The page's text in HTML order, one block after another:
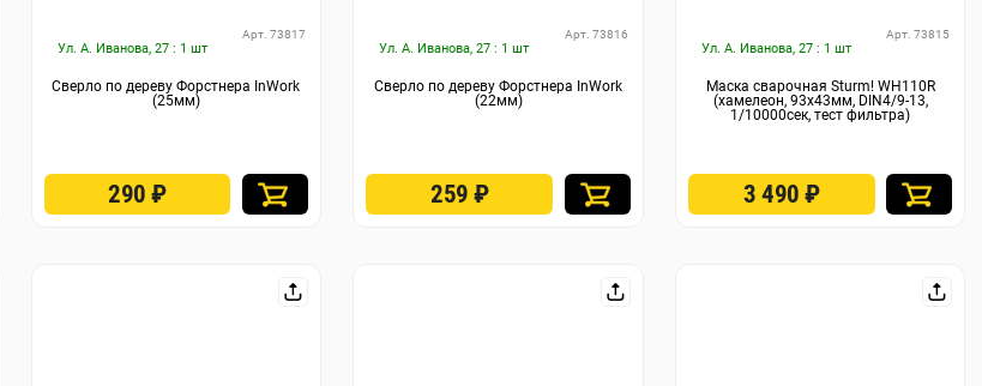
Ул. А. Иванова, 27 : 1 шт
Арт. 73817
Сверло по дереву Форстнера InWork
(25мм)
290₽
Ул. А. Иванова, 27 : 1 шт
Арт. 73816
Сверло по дереву Форстнера InWork
(22мм)
259₽
Ул. А. Иванова, 27 : 1 шт
Арт. 73815
Маска сварочная Sturm! WH110R
(хамелеон, 93x43мм, DIN4/9-13,
1/10000сек, тест фильтра)
3 490₽